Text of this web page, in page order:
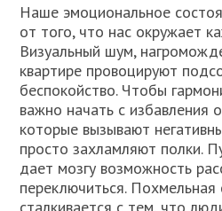
Наше эмоциональное
от того, что нас окружает
Визуальный шум,
квартире провоцируют
беспокойство. Чтобы
важно начать с избавления
которые вызывают
просто захламляют полки.
дает мозгу возможность
переключиться. Похмельная
сталкивается с тем, что